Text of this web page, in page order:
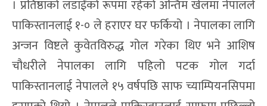
। प्रतिष्ठाको लडाईंको रूपमा रहेको अन्तिम खेलमा नेपालले
पाकिस्तानलाई १-० ले हराएर घर फर्कियो । नेपालका लागि
अन्जन विष्टले कुवेतविरुद्ध गोल गरेका थिए भने आशिष
चौधरीले नेपालका लागि पहिलो पटक गोल गर्दा
पाकिस्तानलाई नेपालले १५ वर्षपछि साफ च्याम्पियनसिपमा